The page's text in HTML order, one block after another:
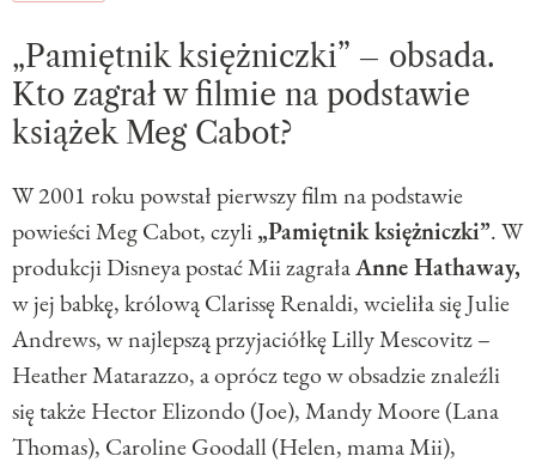
„Pamiętnik księżniczki” – obsada.
Kto zagrał w filmie na podstawie
książek Meg Cabot?
W 2001 rokupowstał pierwszy film na podstawie
powieści Meg Cabot, czyli„Pamiętnik księżniczki”. W
produkcji Disneya postać Mii zagrałaAnne Hathaway,
w jej babkę, królową Clarissę Renaldi, wcieliła się Julie
Andrews, w najlepszą przyjaciółkę Lilly Mescovitz –
Heather Matarazzo,a oprócz tego w obsadzie znaleźli
się także Hector Elizondo (Joe), Mandy Moore (Lana
Thomas), Caroline Goodall (Helen, mama Mii),